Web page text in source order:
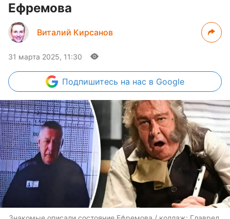
Ефремова
Виталий Кирсанов
31 марта 2025, 11:30
Подпишитесь на нас в Google